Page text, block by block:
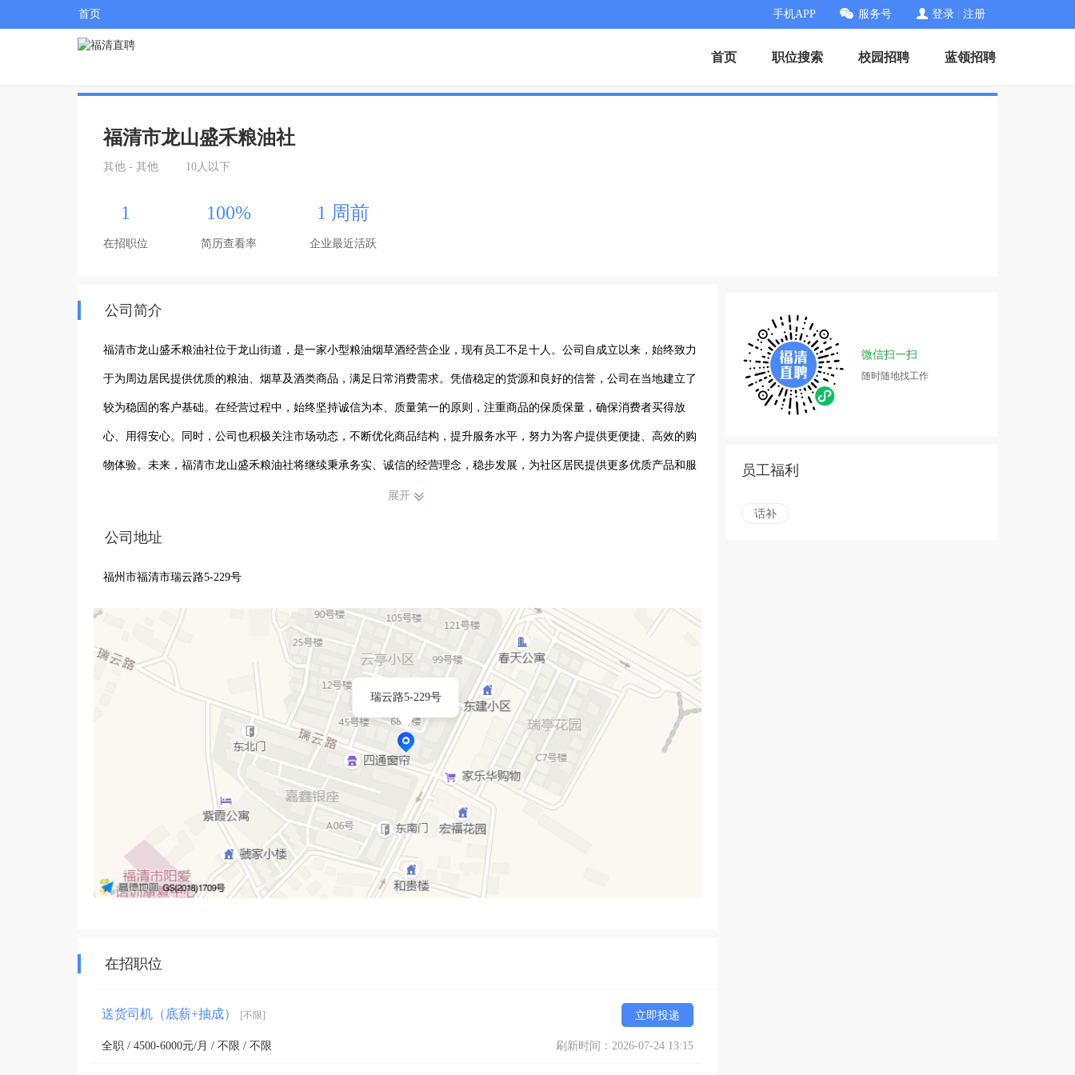
首页 手机APP 服务号 登录 注册
首页 职位搜索 校园招聘 蓝领招聘
福清市龙山盛禾粮油社
其他 - 其他 10人以下
1
在招职位
100%
简历查看率
1 周前
企业最近活跃
公司简介
福清市龙山盛禾粮油社位于龙山街道，是一家小型粮油烟草酒经营企业，现有员工不足十人。公司自成立以来，始终致力
于为周边居民提供优质的粮油、烟草及酒类商品，满足日常消费需求。凭借稳定的货源和良好的信誉，公司在当地建立了
较为稳固的客户基础。在经营过程中，始终坚持诚信为本、质量第一的原则，注重商品的保质保量，确保消费者买得放
心、用得安心。同时，公司也积极关注市场动态，不断优化商品结构，提升服务水平，努力为客户提供更便捷、高效的购
物体验。未来，福清市龙山盛禾粮油社将继续秉承务实、诚信的经营理念，稳步发展，为社区居民提供更多优质产品和服
展开
公司地址
福州市福清市瑞云路5-229号
瑞云路5-229号
在招职位
送货司机（底薪+抽成） [不限] 立即投递
全职 / 4500-6000元/月 / 不限 / 不限 刷新时间：2026-07-24 13:15
微信扫一扫
随时随地找工作
员工福利
话补